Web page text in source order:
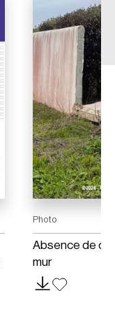
Photo
Absence de
mur